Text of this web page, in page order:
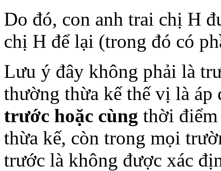
Do đó, con anh trai chị H
chị H để lại (trong đó có
Lưu ý đây không phải là
thường thừa kế thế vị là
trước hoặc cùng thời
thừa kế, còn trong mọi
trước là không được xác